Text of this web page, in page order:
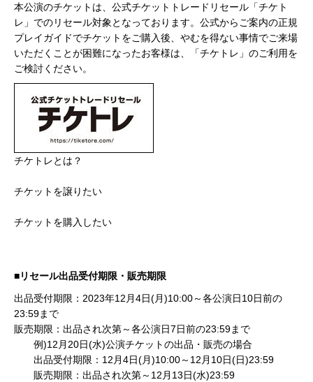
本公演のチケットは、公式チケットトレードリセール「チケト
レ」でのリセール対象となっております。公式からご案内の正規
プレイガイドでチケットをご購入後、やむを得ない事情でご来場
いただくことが困難になったお客様は、「チケトレ」のご利用を
ご検討ください。
チケトレとは？
チケットを譲りたい
チケットを購入したい
■リセール出品受付期限・販売期限
出品受付期限：2023年12月4日(月)10:00～各公演日10日前の
23:59まで
販売期限：出品され次第～各公演日7日前の23:59まで
例)12月20日(水)公演チケットの出品・販売の場合
出品受付期限：12月4日(月)10:00～12月10日(日)23:59
販売期限：出品され次第～12月13日(水)23:59